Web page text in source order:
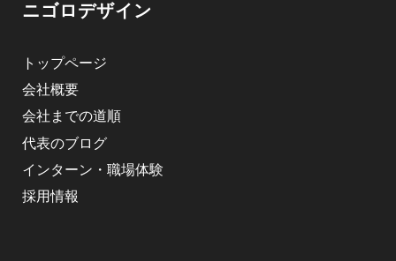
ニゴロデザイン
トップページ
会社概要
会社までの道順
代表のブログ
インターン・職場体験
採用情報